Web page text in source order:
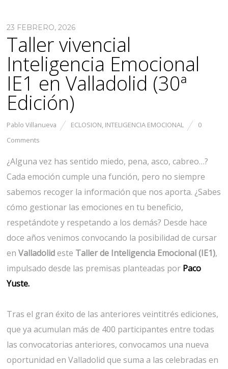
23 FEBRERO, 2026
Taller vivencial
Inteligencia Emocional
IE1 en Valladolid (30ª
Edición)
Pablo Villanueva ECLOSION, INTELIGENCIA EMOCIONAL
0
Comments
¿Alguna vez has sentido miedo, pena, asco, cabreo…?
Cada emoción cumple una función, pero no siempre
sabemos recoger la información que nos aporta. ¿Sabes
cómo gestionar las emociones en tu beneficio,
respetándote y respetando a los demás? Desde hace
doce años venimos convocando la posibilidad de cursar
enValladolideste Taller de Inteligencia Emocional (IE1),
impulsado desde las premisas planteadas por Paco
Yuste.
Tras el gran éxito de las anteriores veintitrés ediciones,
que ya acumulan más de 400 participantes entre todas
las convocatorias anteriores, convocamos una nueva
oportunidad en Valladolid que suma a las celebradas en